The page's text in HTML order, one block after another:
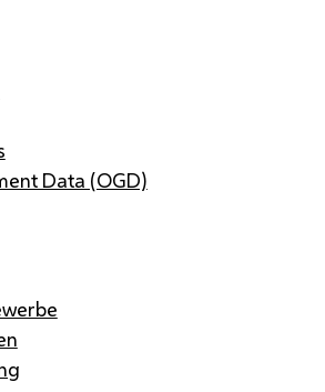
Data (OGD)